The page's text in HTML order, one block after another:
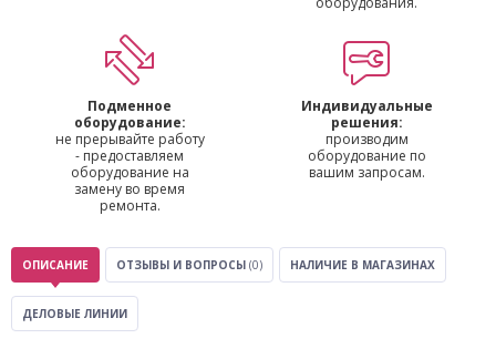
Подменное
оборудование:
не прерывайте работу
- предоставляем
оборудование на
замену во время
ремонта.
Индивидуальные
решения:
производим
оборудование по
вашим запросам.
ОПИСАНИЕ ОТЗЫВЫ И ВОПРОСЫ (0) НАЛИЧИЕ В МАГАЗИНАХ
ДЕЛОВЫЕ ЛИНИИ